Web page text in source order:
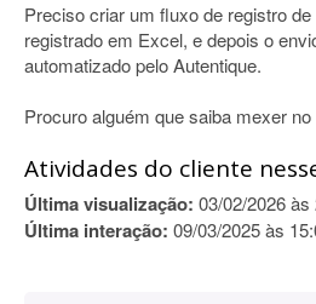
Preciso criar um fluxo de registro
registrado em Excel, e depois o
automatizado pelo Autentique.
Procuro alguém que saiba mexer
Atividades do cliente
Última visualização: 03/02/2026 às
Última interação: 09/03/2025 às